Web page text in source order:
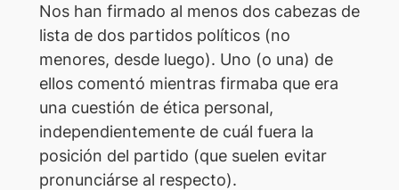
Nos han firmado al menos dos cabezas de
lista de dos partidos políticos (no
menores, desde luego). Uno (o una) de
ellos comentó mientras firmaba que era
una cuestión de ética personal,
independientemente de cuál fuera la
posición del partido (que suelen evitar
pronunciárse al respecto).